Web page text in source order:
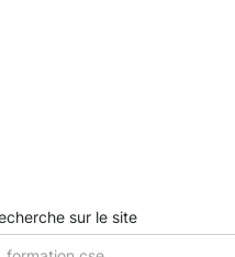
sur le site